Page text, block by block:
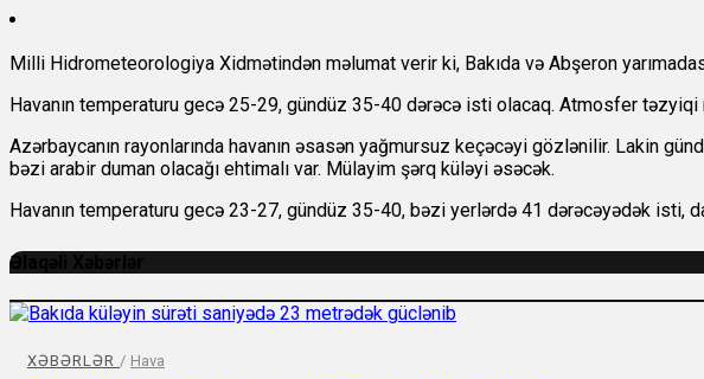
Milli Hidrometeorologiya Xidmətindən məlumat verir ki, Bakıda və Abşeron
Havanın temperaturu gecə 25-29, gündüz 35-40 dərəcə isti olacaq. Atmosfer
Azərbaycanın rayonlarında havanın əsasən yağmursuz keçəcəyi gözlənilir. Lakin
bəzi arabir duman olacağı ehtimalı var. Mülayim şərq küləyi əsəcək.
Havanın temperaturu gecə 23-27, gündüz 35-40, bəzi yerlərdə 41 dərəcəyədək isti,
Əlaqəli Xəbərlər
XƏBƏRLƏR / Hava